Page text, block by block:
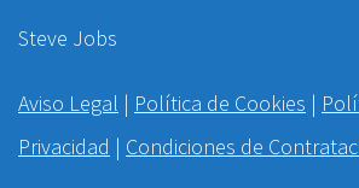
Steve Jobs
Aviso Legal | Política de Cookies |
Privacidad | Condiciones de